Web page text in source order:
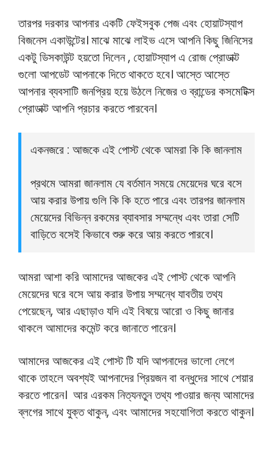
তারপর দরকার আপনার একটি ফেইসবুক পেজ এবং হোয়াটস্যাপ
বিজনেস একাউন্টের। মাঝে মাঝে লাইভ এসে আপনি কিছু জিনিসের
একটু ডিসকাউন্ট হয়তো দিলেন , হোয়াটস্যাপ এ রোজ প্রোডাক্ট
গুলো আপডেট আপনাকে দিতে থাকতে হবে। আস্তে আস্তে
আপনার ব্যবসাটি জনপ্রিয় হয়ে উঠলে নিজের ও ব্রান্ডের কসমেটিক্স
প্রোডাক্ট আপনি প্রচার করতে পারবেন।
একনজরে : আজকে এই পোস্ট থেকে আমরা কি কি জানলাম
প্রথমে আমরা জানলাম যে বর্তমান সময়ে মেয়েদের ঘরে বসে
আয় করার উপায় গুলি কি কি হতে পারে এবং তারপর জানলাম
মেয়েদের বিভিন্ন রকমের ব্যাবসার সম্মন্ধে এবং তারা সেটি
বাড়িতে বসেই কিভাবে শুরু করে আয় করতে পারবে।
আমরা আশা করি আমাদের আজকের এই পোস্ট থেকে আপনি
মেয়েদের ঘরে বসে আয় করার উপায় সম্মন্ধে যাবতীয় তথ্য
পেয়েছেন, আর এছাড়াও যদি এই বিষয়ে আরো ও কিছু জানার
থাকলে আমাদের কমেন্ট করে জানাতে পারেন।
আমাদের আজকের এই পোস্ট টি যদি আপনাদের ভালো লেগে
থাকে তাহলে অবশ্যই আপনাদের প্রিয়জন বা বন্ধুদের সাথে শেয়ার
করতে পারেন। আর এরকম নিত্যনতুন তথ্য পাওয়ার জন্য আমাদের
ব্লগের সাথে যুক্ত থাকুন, এবং আমাদের সহযোগিতা করতে থাকুন।